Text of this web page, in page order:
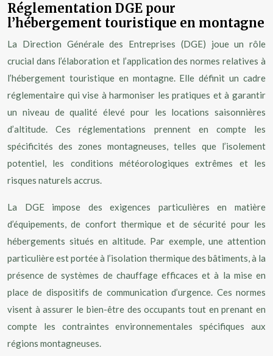
Réglementation DGE pour
l’hébergement touristique en montagne
La Direction Générale des Entreprises (DGE) joue un rôle
crucial dans l’élaboration et l’application des normes relatives à
l’hébergement touristique en montagne. Elle définit un cadre
réglementaire qui vise à harmoniser les pratiques et à garantir
un niveau de qualité élevé pour les locations saisonnières
d’altitude. Ces réglementations prennent en compte les
spécificités des zones montagneuses, telles que l’isolement
potentiel, les conditions météorologiques extrêmes et les
risques naturels accrus.
La DGE impose des exigences particulières en matière
d’équipements, de confort thermique et de sécurité pour les
hébergements situés en altitude. Par exemple, une attention
particulière est portée à l’isolation thermique des bâtiments, à la
présence de systèmes de chauffage efficaces et à la mise en
place de dispositifs de communication d’urgence. Ces normes
visent à assurer le bien-être des occupants tout en prenant en
compte les contraintes environnementales spécifiques aux
régions montagneuses.